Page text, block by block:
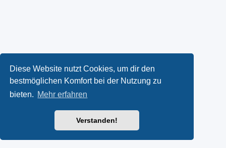
Diese Website nutzt Cookies, um dir den
bestmöglichen Komfort bei der Nutzung zu
bieten. Mehr erfahren
Verstanden!